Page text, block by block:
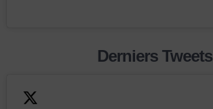
Derniers Tweets